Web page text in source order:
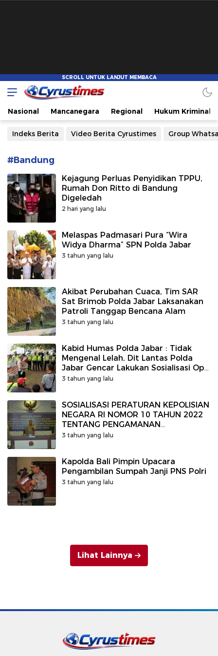
Cyrustimes.com
Cepat Tajam dan Akurat
Nasional Mancanegara Regional Hukum Kriminal
Indeks Berita Video Berita Cyrustimes Group
#Bandung
Kejagung Perluas Penyidikan TPPU,
Rumah Don Ritto di Bandung
Digeledah
2 hari yang lalu
Melaspas Padmasari Pura “Wira
Widya Dharma” SPN Polda Jabar
3 tahun yang lalu
Akibat Perubahan Cuaca, Tim SAR
Sat Brimob Polda Jabar Laksanakan
Patroli Tanggap Bencana Alam
3 tahun yang lalu
Kabid Humas Polda Jabar : Tidak
Mengenal Lelah, Dit Lantas Polda
Jabar Gencar Lakukan Sosialisasi Ops
Keselamatan Lodaya Tahun 2023
3 tahun yang lalu
SOSIALISASI PERATURAN KEPOLISIAN
NEGARA RI NOMOR 10 TAHUN 2022
TENTANG PENGAMANAN
PENYELENGGARAAN KOMPETISI
PERUMUSAN SOP DAN HTCK
PENANGANAN BENCANA GEMPA DI
WILAYAH HUKUM POLDA JABAR
3 tahun yang lalu
Kapolda Bali Pimpin Upacara
Pengambilan Sumpah Janji PNS Polri
3 tahun yang lalu
Lihat Lainnya